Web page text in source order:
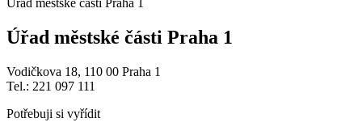
Úřad městské části Praha 1
Úřad městské části Praha 1
Vodičkova 18, 110 00 Praha 1
Tel.: 221 097 111
Potřebuji si vyřídit